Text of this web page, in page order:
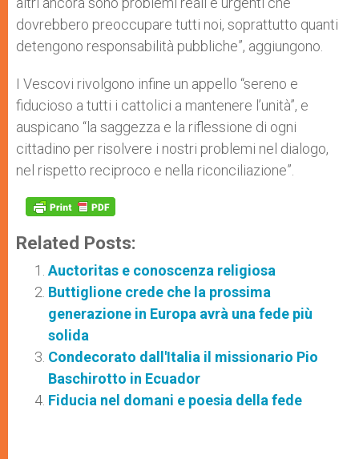
dovrebbero preoccupare tutti noi, soprattutto quanti
detengono responsabilità pubbliche”, aggiungono.
I Vescovi rivolgono infine un appello “sereno e
fiducioso a tutti i cattolici a mantenere l’unità”, e
auspicano “la saggezza e la riflessione di ogni
cittadino per risolvere i nostri problemi nel dialogo,
nel rispetto reciproco e nella riconciliazione”.
Related Posts:
Auctoritas e conoscenza religiosa
Buttiglione crede che la prossima
generazione in Europa avrà una fede più
solida
Condecorato dall'Italia il missionario Pio
Baschirotto in Ecuador
Fiducia nel domani e poesia della fede